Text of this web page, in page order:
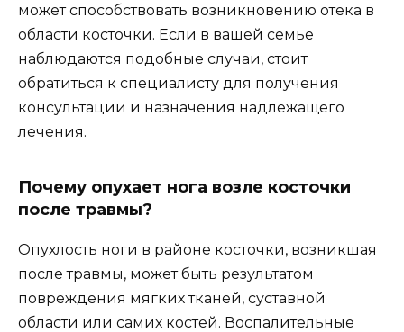
может способствовать возникновению отека в
области косточки. Если в вашей семье
наблюдаются подобные случаи, стоит
обратиться к специалисту для получения
консультации и назначения надлежащего
лечения.
Почему опухает нога возле косточки
после травмы?
Опухлость ноги в районе косточки, возникшая
после травмы, может быть результатом
повреждения мягких тканей, суставной
области или самих костей. Воспалительные